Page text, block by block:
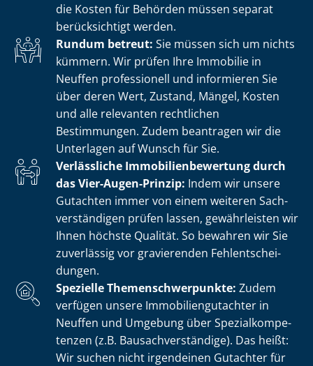
die Kosten für Behörden müssen separat
berücksichtigt werden.
Rundum betreut: Sie müssen sich um nichts
kümmern. Wir prüfen Ihre Immobilie in
Neuffen professionell und informieren Sie
über deren Wert, Zustand, Mängel, Kosten
und alle relevanten rechtlichen
Bestimmungen. Zudem beantragen wir die
Unterlagen auf Wunsch für Sie.
Verlässliche Im­mo­bi­li­en­be­wer­tung durch
das Vier-Augen-Prinzip: Indem wir unsere
Gutachten immer von einem weiteren Sach­
ver­stän­di­gen prüfen lassen, gewährleisten wir
Ihnen höchste Qualität. So bewahren wir Sie
zuverlässig vor gravierenden Fehl­ent­schei­
dun­gen.
Spezielle The­men­schwer­punk­te: Zudem
verfügen unsere Im­mo­bi­li­en­gut­ach­ter in
Neuffen und Umgebung über Spe­zi­al­kom­pe­
ten­zen (z.B. Bau­sach­ver­stän­di­ge). Das heißt:
Wir suchen nicht irgendeinen Gutachter für